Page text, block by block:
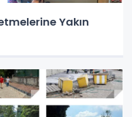
Yakın